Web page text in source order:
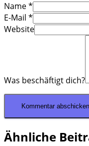
Name*
E-Mail *
Website
Was beschäftigt dich?
Ähnliche